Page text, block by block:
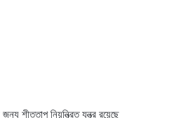
শীততাপ নিয়ন্ত্রিত যন্ত্র রয়েছে